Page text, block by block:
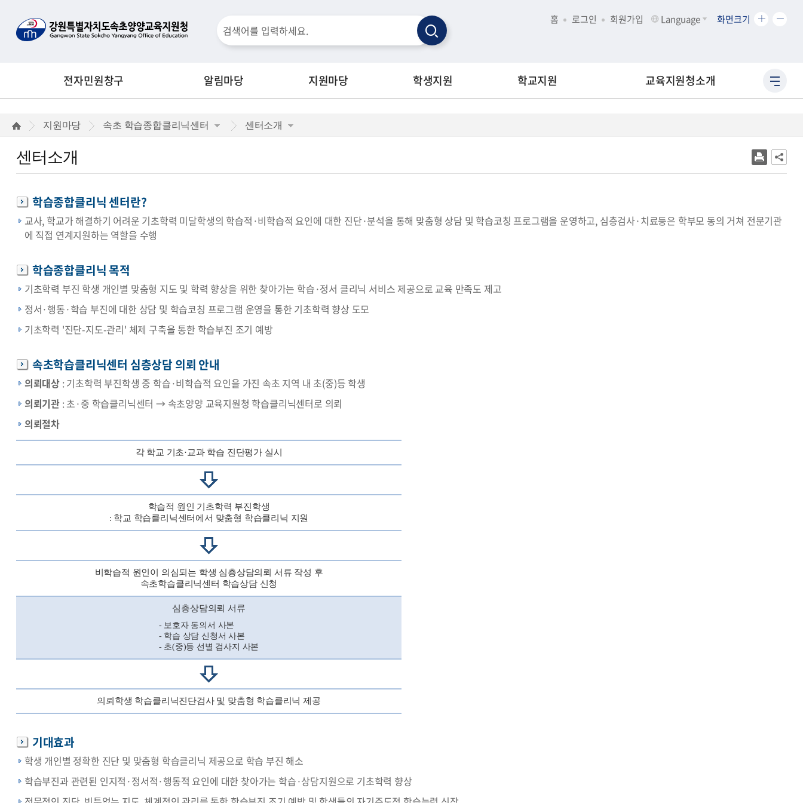
검
창
합
검
색
검
홈 로그인 회원가입 Language 화면크기
화
확
화
전자민원창구 알림마당 지원마당 학생지원 학교지원 교육지원청소개
사
이
로
가
센
지원마당 속초 학습종합클리닉센터 센터소개
센터소개
학습종합클리닉 센터란?
교사, 학교가 해결하기 어려운 기초학력 미달학생의 학습적·비학습적 요인에 대한 진단·분석을 통해 맞춤형 상담 및 학습코칭 프로그램을 운영하고, 심층검사·치료등은 학부모 동의 거쳐 전문기관
에 직접 연계지원하는 역할을 수행
학습종합클리닉 목적
기초학력 부진 학생 개인별 맞춤형 지도 및 학력 향상을 위한 찾아가는 학습·정서 클리닉 서비스 제공으로 교육 만족도 제고
정서·행동·학습 부진에 대한 상담 및 학습코칭 프로그램 운영을 통한 기초학력 향상 도모
기초학력 '진단-지도-관리' 체제 구축을 통한 학습부진 조기 예방
속초학습클리닉센터 심층상담 의뢰 안내
의뢰대상 : 기초학력 부진학생 중 학습·비학습적 요인을 가진 속초 지역 내 초(중)등 학생
의뢰기관 : 초·중 학습클리닉센터 → 속초양양 교육지원청 학습클리닉센터로 의뢰
의뢰절차
각 학교 기초·교과 학습 진단평가 실시
학습적 원인 기초학력 부진학생
: 학교 학습클리닉센터에서 맞춤형 학습클리닉 지원
비학습적 원인이 의심되는 학생 심층상담의뢰 서류 작성 후
속초학습클리닉센터 학습상담 신청
심층상담의뢰 서류
- 보호자 동의서 사본
- 학습 상담 신청서 사본
- 초(중)등 선별 검사지 사본
의뢰학생 학습클리닉진단검사 및 맞춤형 학습클리닉 제공
기대효과
학생 개인별 정확한 진단 및 맞춤형 학습클리닉 제공으로 학습 부진 해소
학습부진과 관련된 인지적·정서적·행동적 요인에 대한 찾아가는 학습·상담지원으로 기초학력 향상